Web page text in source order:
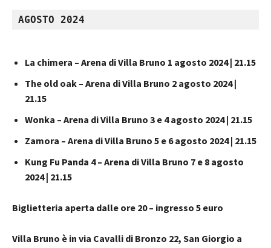
AGOSTO 2024
La chimera – Arena di Villa Bruno 1 agosto 2024 | 21.15
The old oak – Arena di Villa Bruno 2 agosto 2024 |
21.15
Wonka – Arena di Villa Bruno 3 e 4 agosto 2024 | 21.15
Zamora – Arena di Villa Bruno 5 e 6 agosto 2024 | 21.15
Kung Fu Panda 4 – Arena di Villa Bruno 7 e 8 agosto
2024 | 21.15
Biglietteria aperta dalle ore 20 – ingresso 5 euro
Villa Bruno è in via Cavalli di Bronzo 22, San Giorgio a